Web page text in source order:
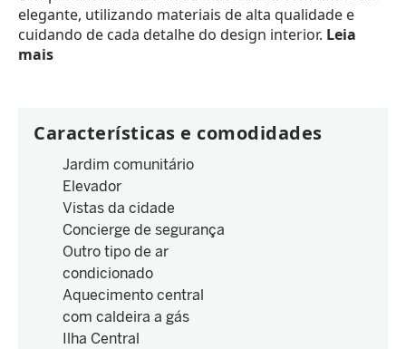
elegante, utilizando materiais de alta qualidade e
cuidando de cada detalhe do design interior. Leia
mais
Características e comodidades
Jardim comunitário
Elevador
Vistas da cidade
Concierge de segurança
Outro tipo de ar
condicionado
Aquecimento central
com caldeira a gás
Ilha Central